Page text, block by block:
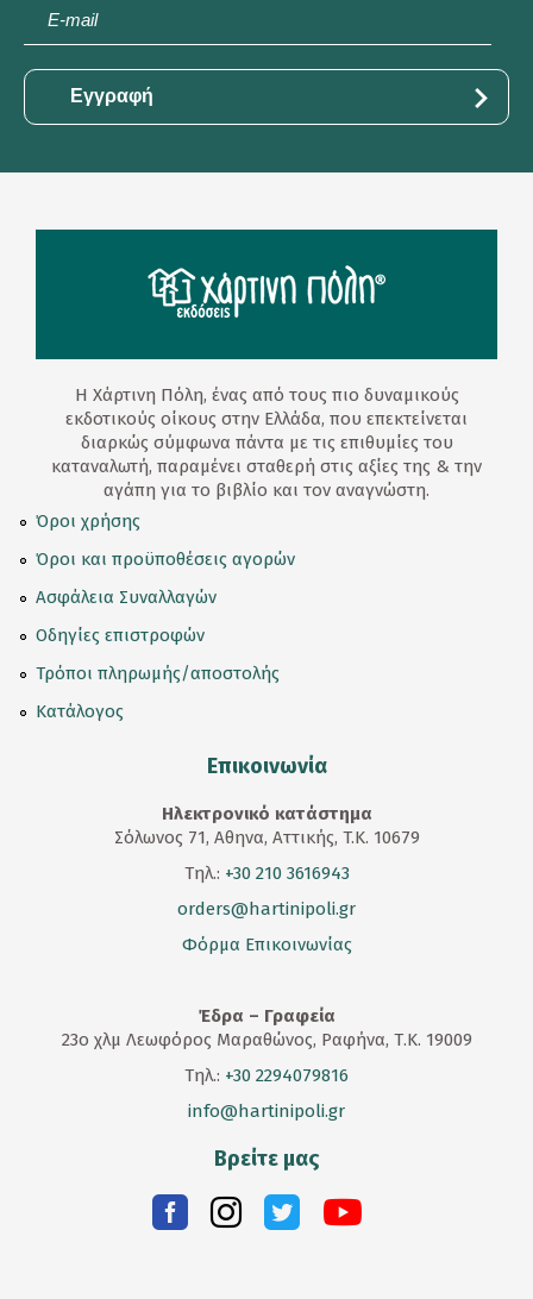
Η Χάρτινη Πόλη, ένας από τους πιο δυναμικούς
εκδοτικούς οίκους στην Ελλάδα, που επεκτείνεται
διαρκώς σύμφωνα πάντα με τις επιθυμίες του
καταναλωτή, παραμένει σταθερή στις αξίες της & την
αγάπη για το βιβλίο και τον αναγνώστη.
Όροι χρήσης
Όροι και προϋποθέσεις αγορών
Ασφάλεια Συναλλαγών
Οδηγίες επιστροφών
Τρόποι πληρωμής/αποστολής
Κατάλογος
Επικοινωνία
Ηλεκτρονικό κατάστημα
Σόλωνος 71, Αθηνα, Αττικής, T.K. 10679
Τηλ.: +30 210 3616943
orders@hartinipoli.gr
Φόρμα Επικοινωνίας
Έδρα – Γραφεία
23ο χλμ Λεωφόρος Μαραθώνος, Ραφήνα, Τ.Κ. 19009
Τηλ.: +30 2294079816
info@hartinipoli.gr
Βρείτε μας